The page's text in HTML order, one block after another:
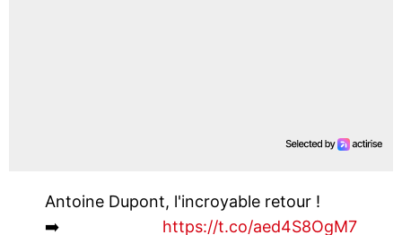
Antoine Dupont, l'incroyable retour !
➡️ https://t.co/aed4S8OgM7